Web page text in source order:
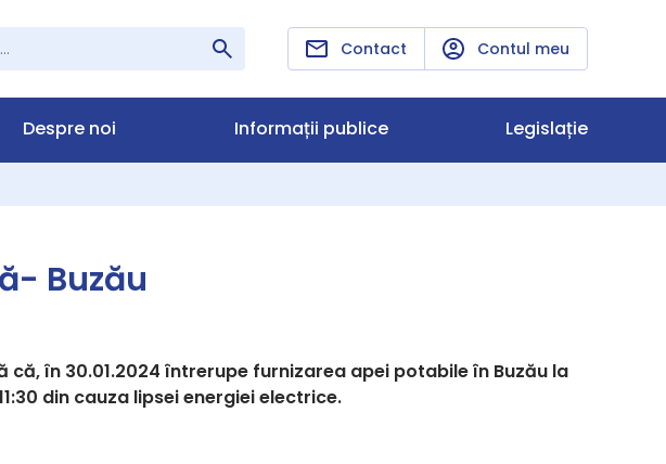
Contact Contul meu
Despre noi Informații publice Legislație
Buzău
că, în 30.01.2024 întrerupe furnizarea apei potabile în Buzău la
din cauza lipsei energiei electrice.